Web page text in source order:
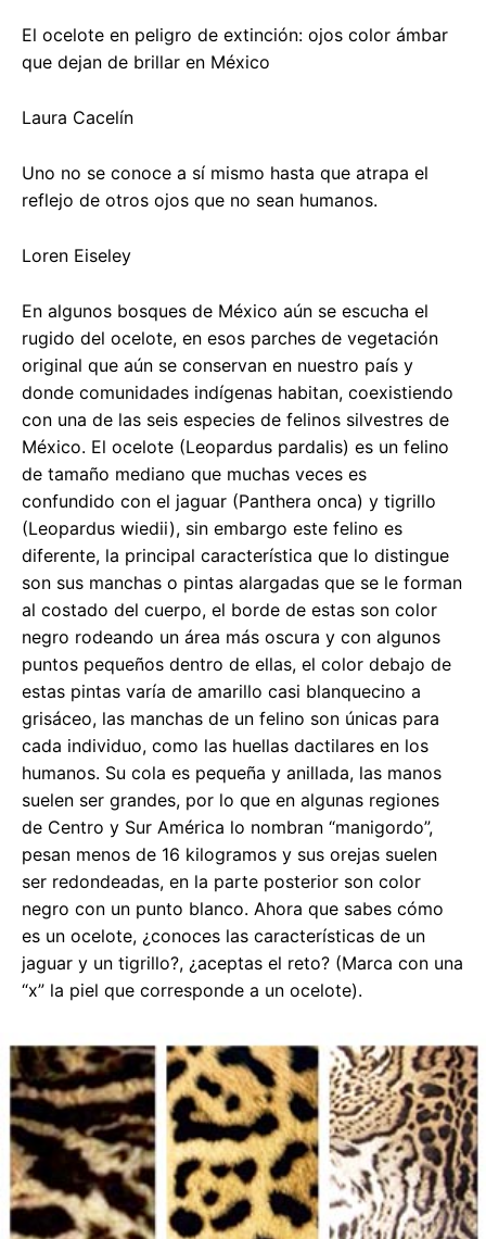
El ocelote en peligro de extinción: ojos color ámbar
que dejan de brillar en México
Laura Cacelín
Uno no se conoce a sí mismo hasta que atrapa el
reflejo de otros ojos que no sean humanos.
Loren Eiseley
En algunos bosques de México aún se escucha el
rugido del ocelote, en esos parches de vegetación
original que aún se conservan en nuestro país y
donde comunidades indígenas habitan, coexistiendo
con una de las seis especies de felinos silvestres de
México. El ocelote (Leopardus pardalis) es un felino
de tamaño mediano que muchas veces es
confundido con el jaguar (Panthera onca) y tigrillo
(Leopardus wiedii), sin embargo este felino es
diferente, la principal característica que lo distingue
son sus manchas o pintas alargadas que se le forman
al costado del cuerpo, el borde de estas son color
negro rodeando un área más oscura y con algunos
puntos pequeños dentro de ellas, el color debajo de
estas pintas varía de amarillo casi blanquecino a
grisáceo, las manchas de un felino son únicas para
cada individuo, como las huellas dactilares en los
humanos. Su cola es pequeña y anillada, las manos
suelen ser grandes, por lo que en algunas regiones
de Centro y Sur América lo nombran “manigordo”,
pesan menos de 16 kilogramos y sus orejas suelen
ser redondeadas, en la parte posterior son color
negro con un punto blanco. Ahora que sabes cómo
es un ocelote, ¿conoces las características de un
jaguar y un tigrillo?, ¿aceptas el reto? (Marca con una
“x” la piel que corresponde a un ocelote).